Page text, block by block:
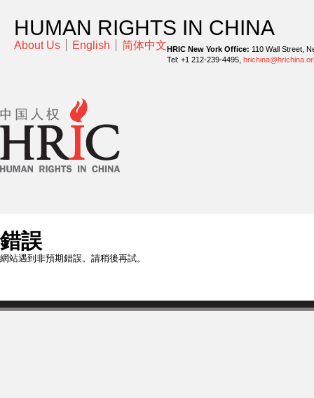
HUMAN RIGHTS IN CHINA
About Us English 简体中文HRIC New York Office: 110 Wall Street,
Tel: +1 212-239-4495,
錯誤
網站遇到非預期錯誤。請稍後再試。